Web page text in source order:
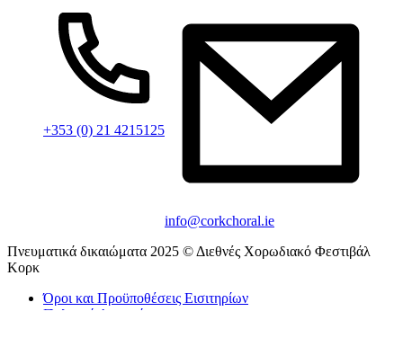
+353 (0) 21 4215125
info@corkchoral.ie
Πνευματικά δικαιώματα 2025 © Διεθνές Χορωδιακό Φεστιβάλ
Κορκ
Όροι και Προϋποθέσεις Εισιτηρίων
Πολιτική Απορρήτου